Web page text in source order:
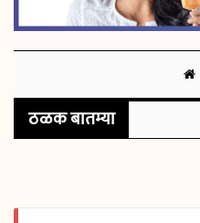
ठळक बातम्या